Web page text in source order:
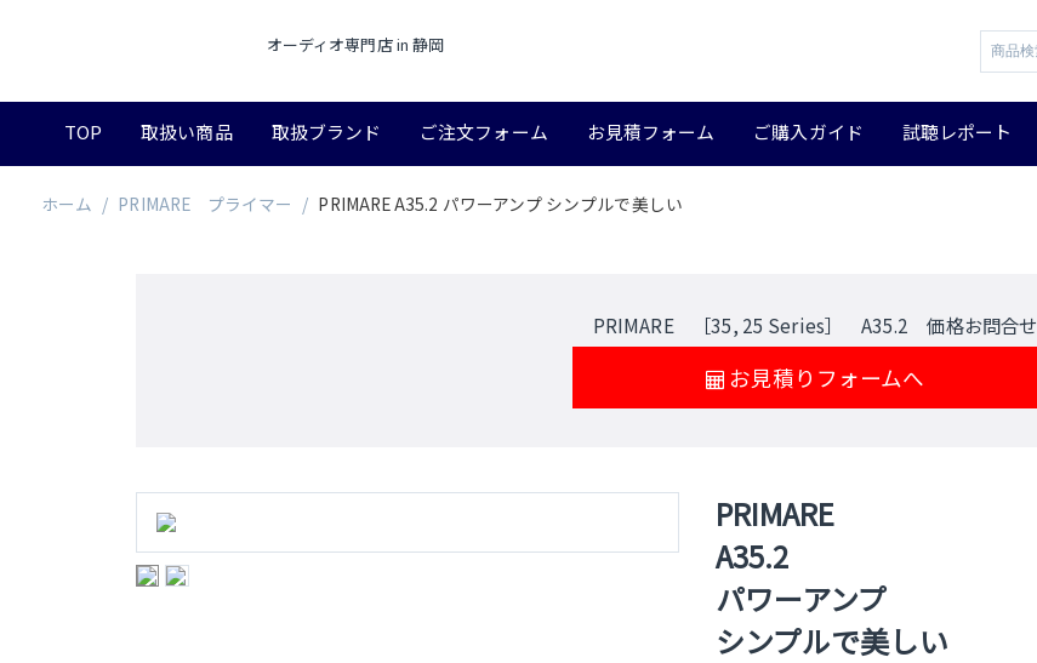
オーディオ専門店 in 静岡
TOP 取扱い商品 取扱ブランド ご注文フォーム お見積フォーム ご購入ガイド 試聴レポート
ホーム / PRIMARE プライマー / PRIMARE A35.2 パワーアンプ シンプルで美しい
PRIMARE ［35, 25 Series］ A35.2 価格お問合せ
お見積りフォームへ
PRIMARE
A35.2
パワーアンプ
シンプルで美しい